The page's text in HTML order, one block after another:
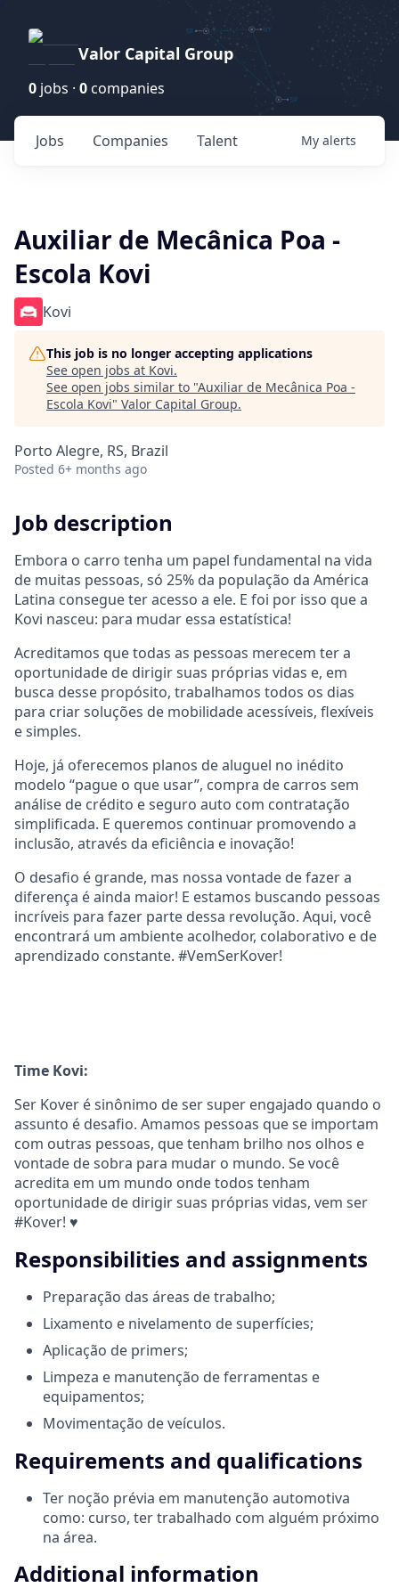
Valor Capital Group
0 jobs · 0 companies
Jobs Companies Talent My alerts
Auxiliar de Mecânica Poa -
Escola Kovi
Kovi
This job is no longer accepting applications
See open jobs at Kovi.
See open jobs similar to "Auxiliar de Mecânica Poa -
Escola Kovi" Valor Capital Group.
Porto Alegre, RS, Brazil
Posted 6+ months ago
Job description
Embora o carro tenha um papel fundamental na vida
de muitas pessoas, só 25% da população da América
Latina consegue ter acesso a ele. E foi por isso que a
Kovi nasceu: para mudar essa estatística!
Acreditamos que todas as pessoas merecem ter a
oportunidade de dirigir suas próprias vidas e, em
busca desse propósito, trabalhamos todos os dias
para criar soluções de mobilidade acessíveis, flexíveis
e simples.
Hoje, já oferecemos planos de aluguel no inédito
modelo “pague o que usar”, compra de carros sem
análise de crédito e seguro auto com contratação
simplificada. E queremos continuar promovendo a
inclusão, através da eficiência e inovação!
O desafio é grande, mas nossa vontade de fazer a
diferença é ainda maior! E estamos buscando pessoas
incríveis para fazer parte dessa revolução. Aqui, você
encontrará um ambiente acolhedor, colaborativo e de
aprendizado constante. #VemSerKover!
Time Kovi:
Ser Kover é sinônimo de ser super engajado quando o
assunto é desafio. Amamos pessoas que se importam
com outras pessoas, que tenham brilho nos olhos e
vontade de sobra para mudar o mundo. Se você
acredita em um mundo onde todos tenham
oportunidade de dirigir suas próprias vidas, vem ser
#Kover! ♥
Responsibilities and assignments
Preparação das áreas de trabalho;
Lixamento e nivelamento de superfícies;
Aplicação de primers;
Limpeza e manutenção de ferramentas e
equipamentos;
Movimentação de veículos.
Requirements and qualifications
Ter noção prévia em manutenção automotiva
como: curso, ter trabalhado com alguém próximo
na área.
Additional information